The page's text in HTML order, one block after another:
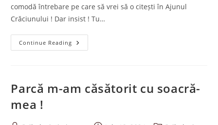
comodă întrebare pe care să vrei să o citești în Ajunul
Crăciunului ! Dar insist ! Tu…
Continue Reading Sărbători
Liniștite
Masa
Parcă m-am căsătorit cu soacră-
mea !